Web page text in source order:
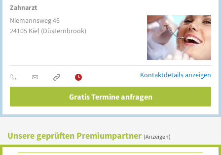
Zahnarzt
Niemannsweg 46
24105 Kiel (Düsternbrook)
Kontaktdetails anzeigen
Gratis Termine anfragen
Unsere geprüften Premiumpartner (Anzeigen)